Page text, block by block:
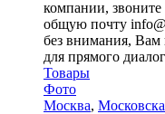
компании,
общую почту
без внимания,
для прямого
Товары
Фото
Москва,